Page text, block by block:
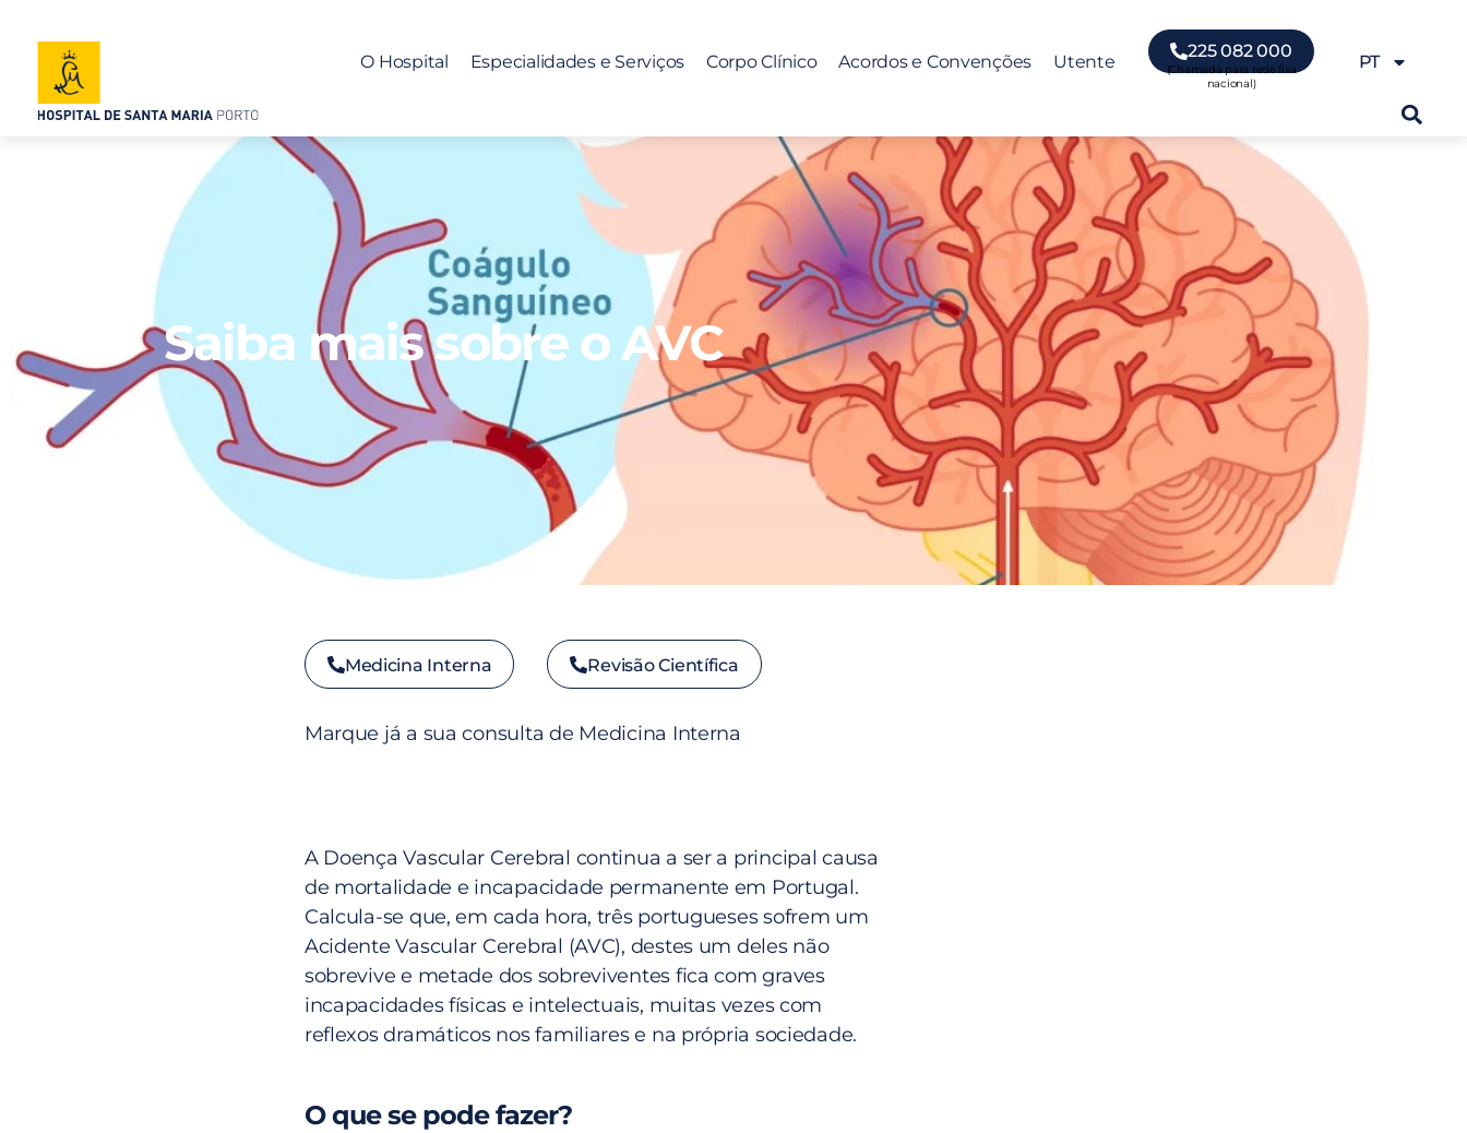
O Hospital Especialidades e Serviços Corpo Clínico Acordos e Convenções Utente
225 082 000
PT
Saiba mais sobre o AVC
Medicina Interna Revisão Científica
Marque já a sua consulta de Medicina Interna
A Doença Vascular Cerebral continua a ser a principal causa
de mortalidade e incapacidade permanente em Portugal.
Calcula-se que, em cada hora, três portugueses sofrem um
Acidente Vascular Cerebral (AVC), destes um deles não
sobrevive e metade dos sobreviventes fica com graves
incapacidades físicas e intelectuais, muitas vezes com
reflexos dramáticos nos familiares e na própria sociedade.
O que se pode fazer?